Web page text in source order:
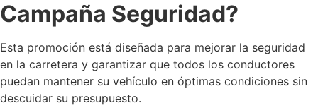
Campaña Seguridad?
Esta promoción está diseñada para mejorar la seguridad
en la carretera y garantizar que todos los conductores
puedan mantener su vehículo en óptimas condiciones sin
descuidar su presupuesto.